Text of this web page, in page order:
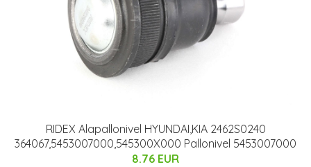
RIDEX Alapallonivel HYUNDAI,KIA 2462S0240
364067,5453007000,545300X000 Pallonivel 5453007000
8.76 EUR